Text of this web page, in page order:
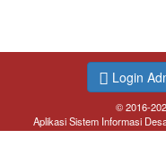
Login
© 2016-
Aplikasi Sistem Informasi